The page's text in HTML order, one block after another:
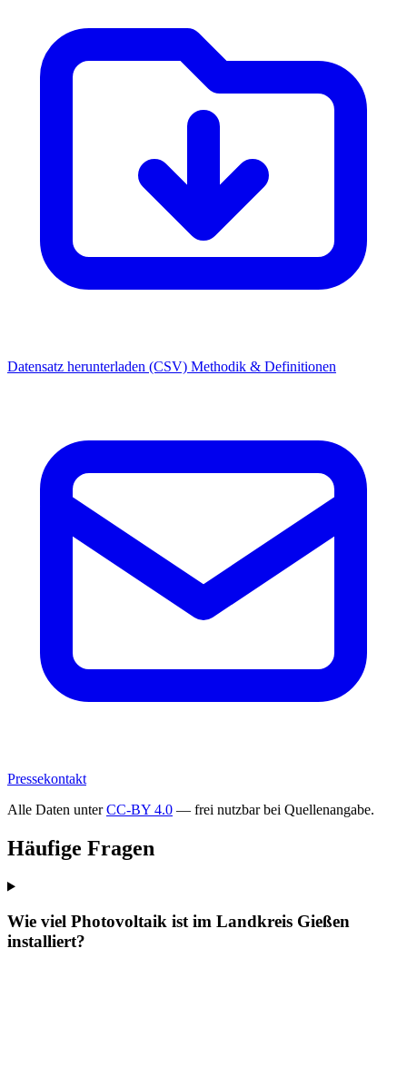
Datensatz herunterladen (CSV) Methodik & Definitionen
Pressekontakt
Alle Daten unterCC-BY 4.0 — frei nutzbar bei Quellenangabe.
Häufige Fragen
Wie viel Photovoltaik ist im Landkreis Gießen
installiert?